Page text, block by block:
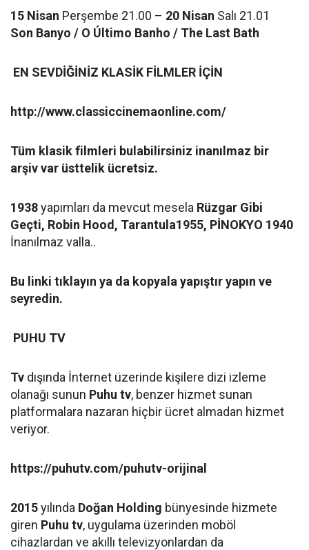
15 Nisan Perşembe 21.00 – 20 Nisan Salı 21.01
Son Banyo / O Último Banho / The Last Bath
EN SEVDİĞİNİZ KLASİK FİLMLER İÇİN
http://www.classiccinemaonline.com/
Tüm klasik filmleri bulabilirsiniz inanılmaz bir
arşiv var üsttelik ücretsiz.
1938yapımları da mevcut mesela Rüzgar Gibi
Geçti, Robin Hood, Tarantula1955, PİNOKYO 1940
İnanılmaz valla..
Bu linki tıklayın ya da kopyala yapıştır yapın ve
seyredin.
PUHU TV
Tv dışında İnternet üzerinde kişilere dizi izleme
olanağı sunun Puhu tv, benzer hizmet sunan
platformalara nazaran hiçbir ücret almadan hizmet
veriyor.
https://puhutv.com/puhutv-orijinal
2015yılında Doğan Holding bünyesinde hizmete
giren Puhu tv, uygulama üzerinden moböl
cihazlardan ve akıllı televizyonlardan da